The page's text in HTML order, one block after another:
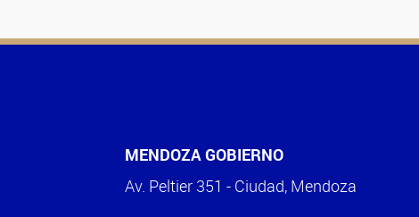
MENDOZA GOBIERNO
Av. Peltier 351 - Ciudad, Mendoza